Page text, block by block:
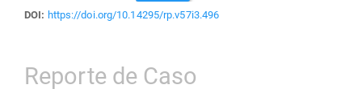
DOI: https://doi.org/10.14295/rp.v57i3.496
Reporte de Caso